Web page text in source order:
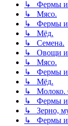
↳ Фермы и
↳ Мясо.
↳ Фермы и
↳ Мёд.
↳ Семена.
↳ Овощи и
↳ Мясо.
↳ Фермы и
↳ Мёд.
↳ Молоко.
↳ Фермы и
↳ Зерно,
↳ Фермы и